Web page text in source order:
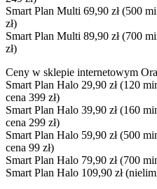
Smart Plan Multi 69,90 zł (500
zł)
Smart Plan Multi 89,90 zł (700
zł)
Ceny w sklepie internetowym
Smart Plan Halo 29,90 zł (120
cena 399 zł)
Smart Plan Halo 39,90 zł (160
cena 299 zł)
Smart Plan Halo 59,90 zł (500
cena 99 zł)
Smart Plan Halo 79,90 zł (700
Smart Plan Halo 109,90 zł